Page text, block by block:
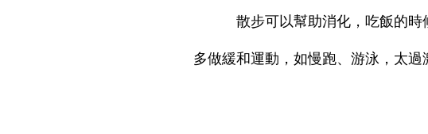
散步可以幫助消化，吃飯的時
多做緩和運動，如慢跑、游泳， 太過